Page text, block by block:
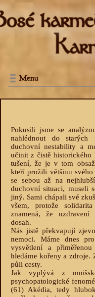
Menu
Pokusili jsme se
nahlédnout do starých
duchovní nestability a
učinit z čistě historického
tušení, že je v tom
kteří prožili většinu
se sebou až na
duchovní situaci, museli
jiný. Sami chápali své
všem, protože
znamená, že
dosah.
Nás jistě překvapují
nemoci. Máme dnes
vysvětlení a
hledáme kořeny a zdroje.
půli cesty.
Jak vyplývá z
psychopatologické
(61) Akédia, tedy